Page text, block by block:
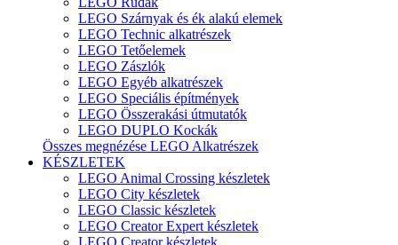
LEGO Szárnyak és ék alakú elemek
LEGO Technic alkatrészek
LEGO Tetőelemek
LEGO Zászlók
LEGO Egyéb alkatrészek
LEGO Speciális építmények
LEGO Összerakási útmutatók
LEGO DUPLO Kockák
Összes megnézése LEGO Alkatrészek
KÉSZLETEK
LEGO Animal Crossing készletek
LEGO City készletek
LEGO Classic készletek
LEGO Creator Expert készletek
LEGO Creator készletek